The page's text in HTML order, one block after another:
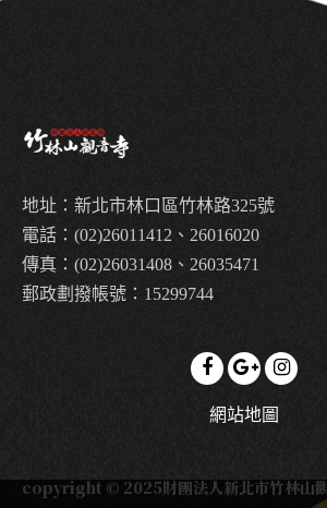
地址：新北市林口區竹林路325號
電話：(02)26011412、26016020
傳真：(02)26031408、26035471
郵政劃撥帳號：15299744
網站地圖
copyright © 2025財團法人新北市竹林山